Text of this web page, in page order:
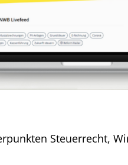
Steuerrecht,